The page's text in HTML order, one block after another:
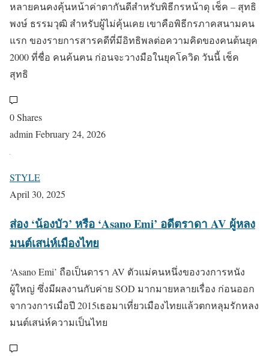
หลายคนคงคุ้นหน้าค่าตากันดีสำหรับพิธีกรหน้าดุ เช็ค – สุทธิ
พงษ์ ธรรมวุฒิ สำหรับผู้ไม่คุ้นเคย เขาคือพิธีกรภาคสนามคน
แรก ของรายการสารคดีที่มีอิทธิพลต่อความคิดของคนต้นยุค
2000 ที่ชื่อ คนค้นฅน ก่อนจะวางมือในยุคโควิด วันนี้ เช็ค
สุทธิ
0 Shares
admin February 24, 2026
STYLE
April 30, 2025
ส่อง ‘น้องบัว’ หรือ ‘Asano Emi’ อดีตราดา AV ผู้หลง
มนต์เสน่ห์เมืองไทย
‘Asano Emi’ ถือเป็นดารา AV ตัวแม่คนหนึ่งของวงการหนัง
ผู้ใหญ่ ซึ่งมีผลงานกับค่าย SOD มากมายหลายเรื่อง ก่อนออก
จากวงการเมื่อปี 2015เธอมาเที่ยวเมืองไทยแล้วตกหลุมรักหลง
มนต์เสน่ห์ความเป็นไทย